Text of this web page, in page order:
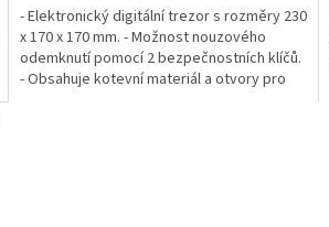
5
hvězdiček.
- Elektronický digitální trezor s rozměry 230
x 170 x 170 mm. - Možnost nouzového
odemknutí pomocí 2 bezpečnostních klíčů.
- Obsahuje kotevní materiál a otvory pro